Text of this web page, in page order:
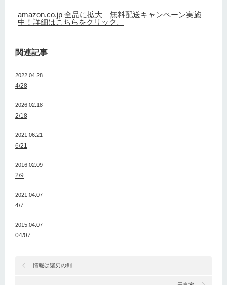
amazon.co.jp 全品に拡大 無料配送キャンペーン実施
中！詳細はこちらをクリック。
関連記事
2022.04.28
4/28
2026.02.18
2/18
2021.06.21
6/21
2016.02.09
2/9
2021.04.07
4/7
2015.04.07
04/07
情報は諸刃の剣